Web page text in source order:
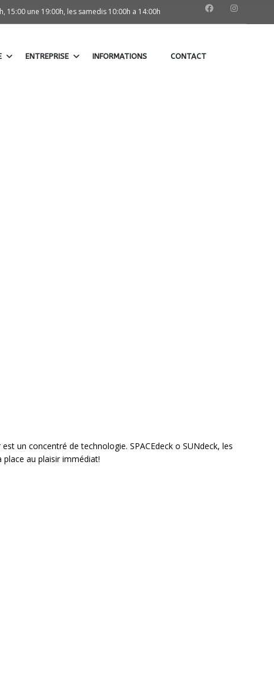
15:00 une 19:00h, les samedis 10:00h a 14:00h
ENTREPRISE INFORMATIONS CONTACT
un concentré de technologie. SPACEdeck o SUNdeck, les
au plaisir immédiat!